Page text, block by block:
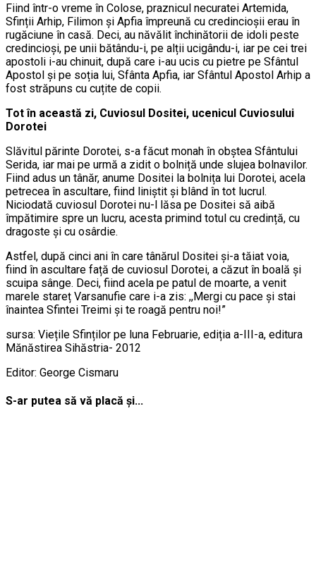
Fiind într-o vreme în Colose, praznicul necuratei Artemida,
Sfinții Arhip, Filimon și Apfia împreună cu credincioșii erau în
rugăciune în casă. Deci, au năvălit închinătorii de idoli peste
credincioși, pe unii bătându-i, pe alții ucigându-i, iar pe cei trei
apostoli i-au chinuit, după care i-au ucis cu pietre pe Sfântul
Apostol și pe soția lui, Sfânta Apfia, iar Sfântul Apostol Arhip a
fost străpuns cu cuțite de copii.
Tot în această zi, Cuviosul Dositei, ucenicul Cuviosului
Dorotei
Slăvitul părinte Dorotei, s-a făcut monah în obștea Sfântului
Serida, iar mai pe urmă a zidit o bolniță unde slujea bolnavilor.
Fiind adus un tânăr, anume Dositei la bolnița lui Dorotei, acela
petrecea în ascultare, fiind liniștit și blând în tot lucrul.
Niciodată cuviosul Dorotei nu-l lăsa pe Dositei să aibă
împătimire spre un lucru, acesta primind totul cu credință, cu
dragoste și cu osârdie.
Astfel, după cinci ani în care tânărul Dositei și-a tăiat voia,
fiind în ascultare față de cuviosul Dorotei, a căzut în boală și
scuipa sânge. Deci, fiind acela pe patul de moarte, a venit
marele stareț Varsanufie care i-a zis: ,,Mergi cu pace și stai
înaintea Sfintei Treimi și te roagă pentru noi!”
sursa: Viețile Sfinților pe luna Februarie, ediția a-III-a, editura
Mănăstirea Sihăstria- 2012
Editor: George Cismaru
S-ar putea să vă placă și...